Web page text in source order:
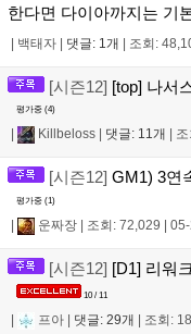
한다면 다이아까지는 기
백태자 댓글: 1개 조회:
[시즌12] [top] 나서
평가중 (4)
Killbeloss 댓글: 11개
[시즌12] GM1) 3연
평가중 (1)
| 운짜장 | 조회: 72,029 |
[시즌12] [D1] 리워
10 / 11
프아 댓글: 29개 조회: